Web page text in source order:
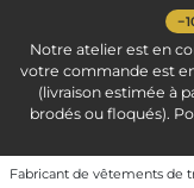
Notre atelier est en
votre commande est
(livraison estimée à
brodés ou floqués).
Fabricant de vêtements de